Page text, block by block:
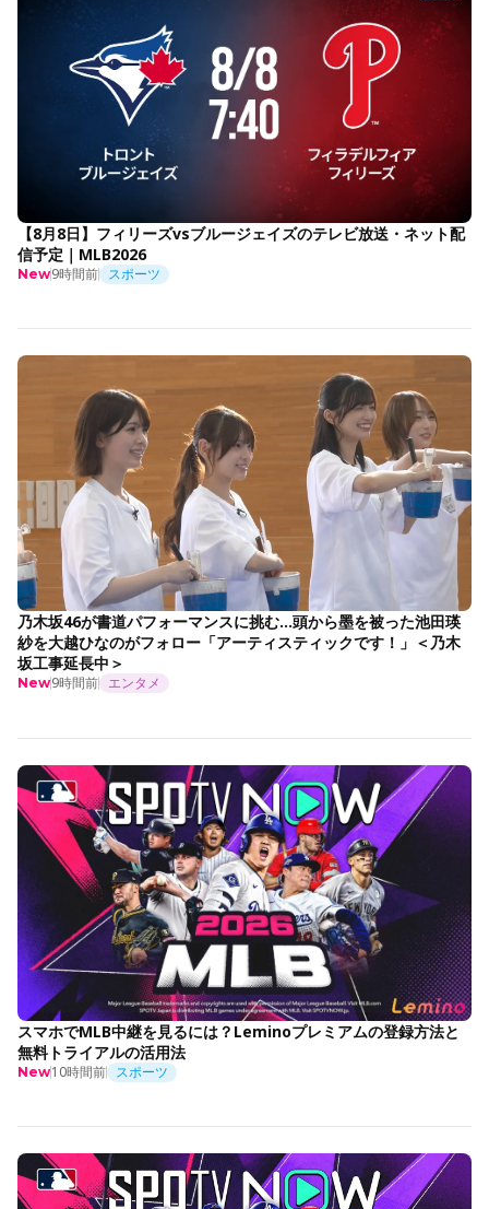
【8月8日】フィリーズvsブルージェイズのテレビ放送・ネット配
信予定｜MLB2026
New9時間前 スポーツ
乃木坂46が書道パフォーマンスに挑む…頭から墨を被った池田瑛
紗を大越ひなのがフォロー「アーティスティックです！」＜乃木
坂工事延長中＞
New9時間前 エンタメ
スマホでMLB中継を見るには？Leminoプレミアムの登録方法と
無料トライアルの活用法
New10時間前 スポーツ